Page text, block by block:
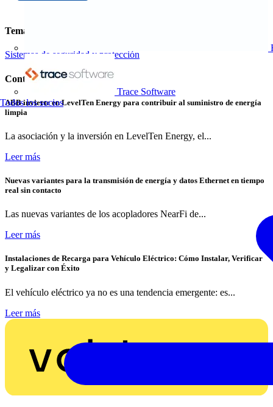
Trace Software
Todos los socios
Temas
Sistemas de seguridad y protección
Contenidos relacionados
ABB invierte en LevelTen Energy para contribuir al suministro de energía
limpia
La asociación y la inversión en LevelTen Energy, el...
Leer más
Nuevas variantes para la transmisión de energía y datos Ethernet en tiempo
real sin contacto
Las nuevas variantes de los acopladores NearFi de...
Leer más
Instalaciones de Recarga para Vehículo Eléctrico: Cómo Instalar, Verificar
y Legalizar con Éxito
El vehículo eléctrico ya no es una tendencia emergente: es...
Leer más